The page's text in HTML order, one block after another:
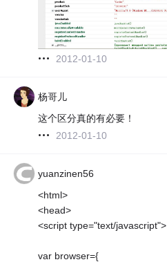
2012-01-10
杨哥儿
这个区分真的有必要！
2012-01-10
yuanzinen56
<html>
<head>
<script type="text/javascript">
var browser={